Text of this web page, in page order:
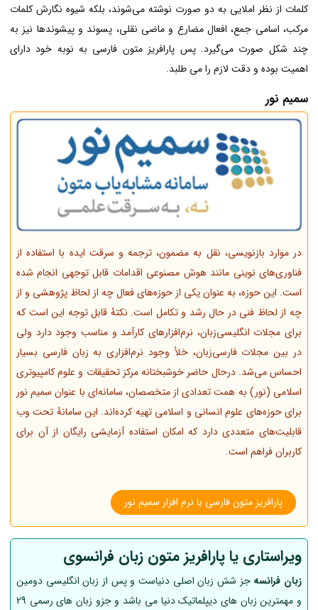
کلمات از نظر املایی به دو صورت نوشته می‌شوند، بلکه شیوه نگارش کلمات
مرکب، اسامی جمع، افعال مضارع و ماضی نقلی، پسوند و پیشوند‌ها نیز به
چند شکل صورت می‌گیرد. پس پارافریز متون فارسی به نوبه خود دارای
اهمیت بوده و دقت لازم را می طلبد.
سمیم نور
در موارد بازنویسی، نقل به مضمون، ترجمه و سرقت ایده با استفاده از
فناوری‌های نوینی مانند هوش مصنوعی اقدامات قابل توجهی انجام شده
است. این حوزه، به عنوان یکی از حوزه‌های فعال چه از لحاظ پژوهشی و از
چه از لحاظ فنی در حال رشد و تکامل است. نکتۀ قابل توجه این است که
برای مجلات انگلیسی‌زبان، نرم‌افزارهای کارآمد و مناسب وجود دارد ولی
در بین مجلات فارسی‌زبان، خلأ وجود نرم‌افزاری به زبان فارسی بسیار
احساس می‌شد. درحال حاضر خوشبختانه مرکز تحقیقات و علوم کامپیوتری
اسلامی (نور) به همت تعدادی از متخصصان، سامانه‌ای با عنوان سمیم نور
برای حوزه‌های علوم انسانی و اسلامی تهیه کرده‌اند. این سامانۀ تحت وب
قابلیت‌های متعددی دارد که امکان استفاده آزمایشی رایگان از آن برای
کاربران فراهم است.
پارافریز متون فارسی با نرم افزار سمیم نور
ویراستاری یا پارافریز متون زبان فرانسوی
زبان فرانسه جز شش زبان اصلی دنیاست و پس از زبان انگلیسی دومین
و مهمترین زبان های دیپلماتیک دنیا می باشد و جزو زبان های رسمی 29